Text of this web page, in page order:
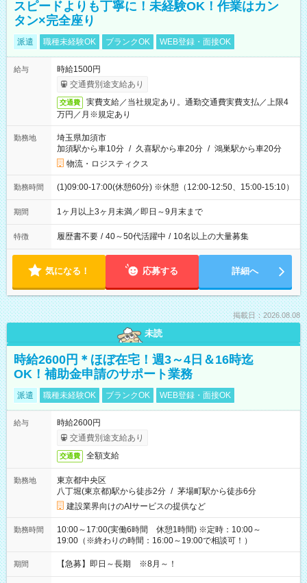
スピードよりも丁寧に！未経験OK！作業はカン
タン×完全座り
派遣 職種未経験OK ブランクOK WEB登録・面接OK
給与
時給1500円
交通費別途支給あり
交通費
実費支給／当社規定あり。通勤交通費実費支払／上限4
万円／月※規定あり
勤務地
埼玉県加須市
加須駅から車10分 / 久喜駅から車20分 / 鴻巣駅から車20分
物流・ロジスティクス
勤務時間 (1)09:00-17:00(休憩60分) ※休憩（12:00-12:50、15:00-15:10）
期間 1ヶ月以上3ヶ月未満／即日～9月末まで
特徴 履歴書不要 / 40～50代活躍中 / 10名以上の大量募集
気になる！ 応募する 詳細へ
掲載日：2026.08.08
未読
時給2600円＊ほぼ在宅！週3～4日＆16時迄
OK！補助金申請のサポート業務
派遣 職種未経験OK ブランクOK WEB登録・面接OK
給与
時給2600円
交通費別途支給あり
交通費 全額支給
勤務地
東京都中央区
八丁堀(東京都)駅から徒歩2分 / 茅場町駅から徒歩6分
建設業界向けのAIサービスの提供など
勤務時間
10:00～17:00(実働6時間 休憩1時間) ※定時：10:00～
19:00（※終わりの時間：16:00～19:00で相談可！）
期間 【急募】即日～長期 ※8月～！